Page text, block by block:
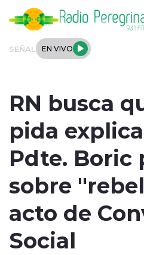
SEÑAL EN VIVO
Tendencias
Podcast
Internacional
Deportes
RN busca
pida
Pdte. Boric
sobre
acto de
Social